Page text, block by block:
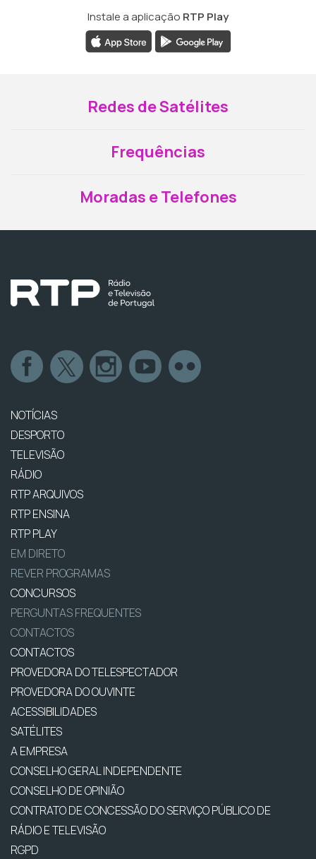
Instale a aplicação RTP Play
Redes de Satélites
Frequências
Moradas e Telefones
NOTÍCIAS
DESPORTO
TELEVISÃO
RÁDIO
RTP ARQUIVOS
RTP ENSINA
RTP PLAY
EM DIRETO
REVER PROGRAMAS
CONCURSOS
PERGUNTAS FREQUENTES
CONTACTOS
CONTACTOS
PROVEDORA DO TELESPECTADOR
PROVEDORA DO OUVINTE
ACESSIBILIDADES
SATÉLITES
A EMPRESA
CONSELHO GERAL INDEPENDENTE
CONSELHO DE OPINIÃO
CONTRATO DE CONCESSÃO DO SERVIÇO PÚBLICO DE
RÁDIO E TELEVISÃO
RGPD